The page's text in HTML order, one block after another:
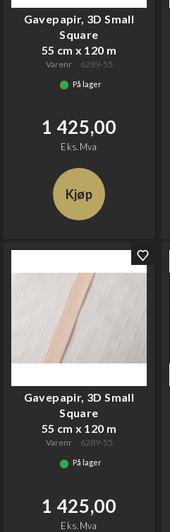
Gavepapir, 3D Small
Square
55 cm x 120 m
Varenr 6289-55
På lager
1 425,00
Eks.Mva
Kjøp
Gavepapir, 3D Small
Square
55 cm x 120 m
Varenr 6289-55
På lager
1 425,00
Eks.Mva